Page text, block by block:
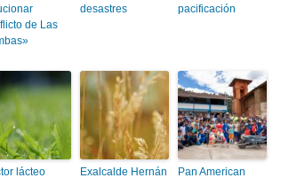
de Las
desastres
pacificación
lácteo
Exalcalde Hernán
Pan American